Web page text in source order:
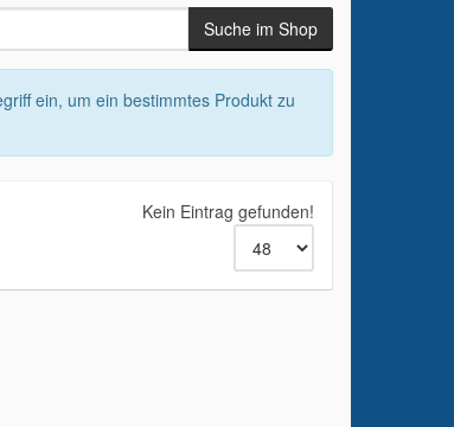
ein, um ein bestimmtes Produkt zu
Kein Eintrag gefunden!